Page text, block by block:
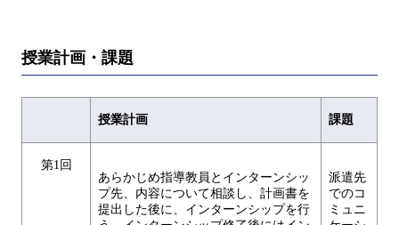
授業計画・課題
授業計画 課題
第1回
あらかじめ指導教員とインターンシッ
プ先、内容について相談し、計画書を
提出した後に、インターンシップを行
派遣先
でのコ
ミュニ